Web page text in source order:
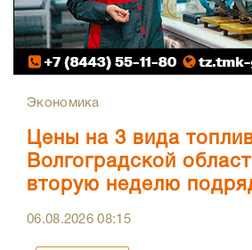
Экономика
Цены на 3 вида
Волгоградской
вторую неделю
06.08.202608:15